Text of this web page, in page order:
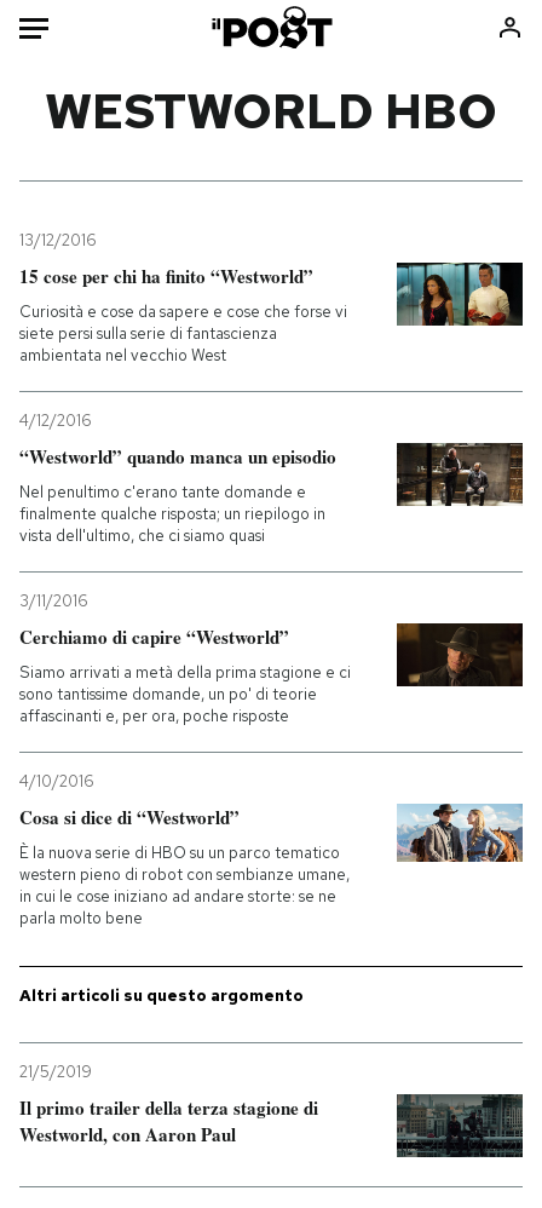
Mondo
Politica
Tecnologia
Internet
Cultura
Economia
Sport
Consumismi
Storie/Idee
Altrecose
Mondiali calcio 2026
PODCAST
NEWSLETTER
I MIEI PREFERITI
SHOP
CALENDARIO
AREA PERSONALE
Entra
WESTWORLD HBO
13/12/2016
15 cose per chi ha finito “Westworld”
Curiosità e cose da sapere e cose che forse vi
siete persi sulla serie di fantascienza
ambientata nel vecchio West
4/12/2016
“Westworld” quando manca un episodio
Nel penultimo c'erano tante domande e
finalmente qualche risposta; un riepilogo in
vista dell'ultimo, che ci siamo quasi
3/11/2016
Cerchiamo di capire “Westworld”
Siamo arrivati a metà della prima stagione e ci
sono tantissime domande, un po' di teorie
affascinanti e, per ora, poche risposte
4/10/2016
Cosa si dice di “Westworld”
È la nuova serie di HBO su un parco tematico
western pieno di robot con sembianze umane,
in cui le cose iniziano ad andare storte: se ne
parla molto bene
Altri articoli su questo argomento
21/5/2019
Il primo trailer della terza stagione di
Westworld, con Aaron Paul